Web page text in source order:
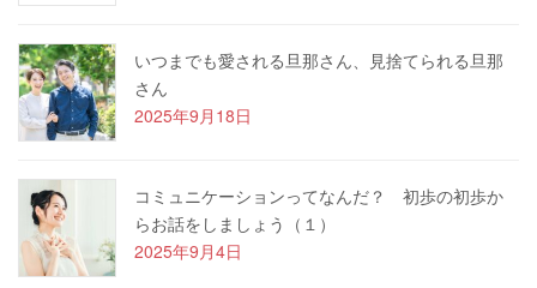
いつまでも愛される旦那さん、見捨てられる旦那
さん
2025年9月18日
コミュニケーションってなんだ？ 初歩の初歩か
らお話をしましょう（１）
2025年9月4日